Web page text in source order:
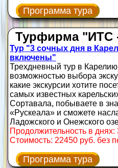
Программа тура
Турфирма "ИТС
Тур "3 сочных дня в
включены"
Трехдневный тур в
возможностью выбора
какие экскурсии хотите
самых известных
Сортавала, побываете в
«Рускеала» и сможете
Ладожского и Онежского
Продолжительность в днях:
Стоимость: 22450 руб. без
Программа тура